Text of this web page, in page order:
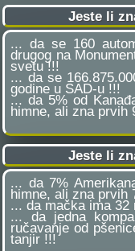
Jeste li
... da se 160
drugog na
svetu !!!
... da se
godine u SAD-u !!!
... da 5% od
himne, ali zna prvih
Jeste li
... da 7%
himne, ali zna prvih
... da mačka ima 32
... da jedna
ručavanje od
tanjir !!!